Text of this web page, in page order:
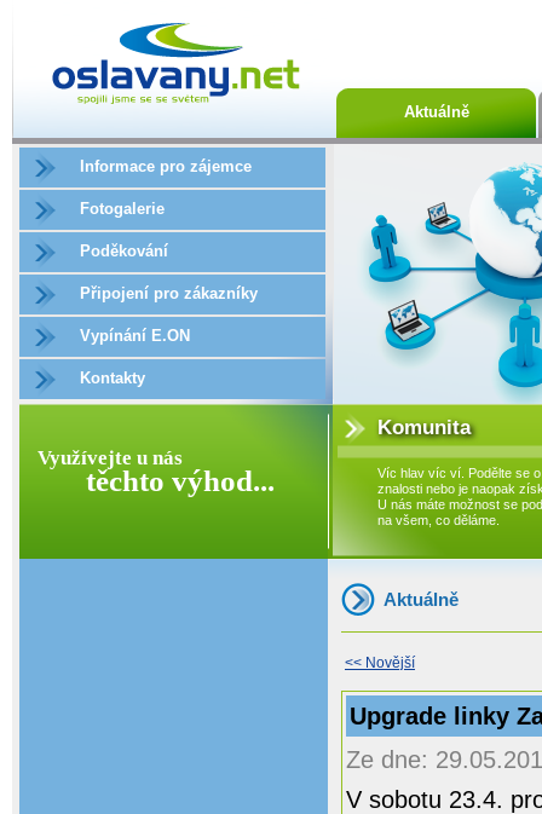
Aktuálně
Informace pro zájemce
Fotogalerie
Poděkování
Připojení pro zákazníky
Vypínání E.ON
Kontakty
Využívejte u nás
těchto výhod...
Komunita
Víc hlav víc ví. Podělte se o
znalosti nebo je naopak
U nás máte možnost se
na všem, co děláme.
Aktuálně
<< Novější
Upgrade linky
Ze dne:
V sobotu 23.4.